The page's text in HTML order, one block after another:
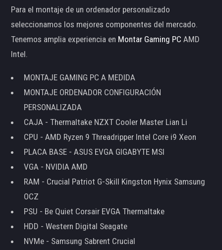
Para el montaje de un ordenador personalizado
seleccionamos los mejores componentes del mercado.
Tenemos amplia experiencia en Montar Gaming PC AMD
Intel.
MONTAJE GAMING PC A MEDIDA
MONTAJE ORDENADOR CONFIGURACIÓN
PERSONALIZADA
CAJA - Thermaltake NZXT Cooler Master Lian Li
CPU - AMD Ryzen 9 Threadripper Intel Core i9 Xeon
PLACA BASE - ASUS EVGA GIGABYTE MSI
VGA - NVIDIA AMD
RAM - Crucial Patriot G-Skill Kingston Hynix Samsung
OCZ
PSU - Be Quiet Corsair EVGA Thermaltake
HDD - Western Digital Seagate
NVMe - Samsung Sabrent Crucial